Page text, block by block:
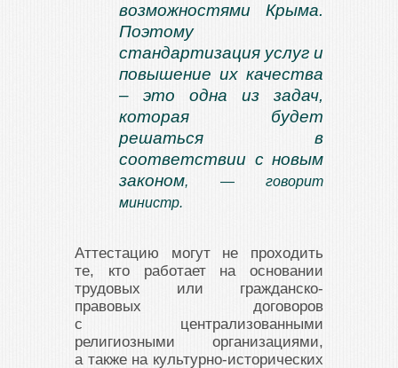
возможностями Крыма.
Поэтому
стандартизация услуг и
повышение их качества
– это одна из задач,
которая будет
решаться в
соответствии с новым
законом, — говорит
министр.
Аттестацию могут не проходить
те, кто работает на основании
трудовых или гражданско-
правовых договоров
с централизованными
религиозными организациями,
а также на культурно-исторических